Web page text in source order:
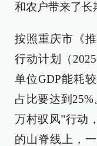
和农户带来了长
按照重庆市《
行动计划（
单位GDP能耗
占比要达到
万村驭风”行动
的山脊线上，